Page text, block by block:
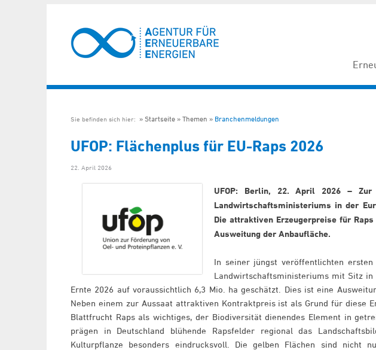
Sie befinden sich hier: Startseite Themen Branchenmeldungen
UFOP: Flächenplus für EU-Raps 2026
22. April 2026
UFOP: Berlin, 22. April 2026 –
Landwirtschaftsministeriums in der
Die attraktiven Erzeugerpreise für
Ausweitung der Anbaufläche.
In seiner jüngst veröffentlichten
Landwirtschaftsministeriums mit Sitz in
Ernte 2026 auf voraussichtlich 6,3 Mio. ha geschätzt. Dies ist eine
Neben einem zur Aussaat attraktiven Kontraktpreis ist als Grund für diese
Blattfrucht Raps als wichtiges, der Biodiversität dienendes Element in
prägen in Deutschland blühende Rapsfelder regional das
Kulturpflanze besonders eindrucksvoll. Die gelben Flächen sind nicht